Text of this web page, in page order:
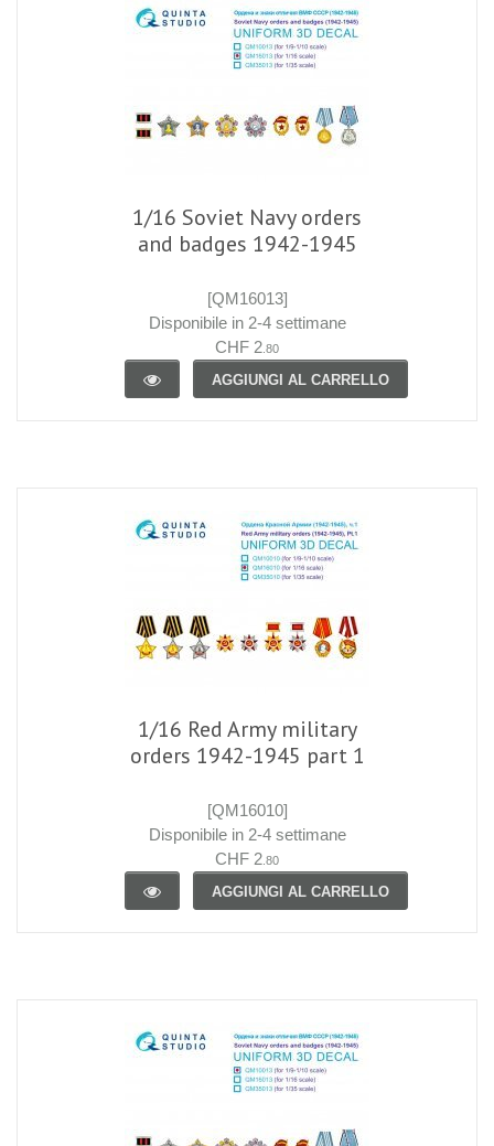
1/16 Soviet Navy orders
and badges 1942-1945
[QM16013]
Disponibile in 2-4 settimane
CHF 2 .80
AGGIUNGI AL CARRELLO
1/16 Red Army military
orders 1942-1945 part 1
[QM16010]
Disponibile in 2-4 settimane
CHF 2 .80
AGGIUNGI AL CARRELLO